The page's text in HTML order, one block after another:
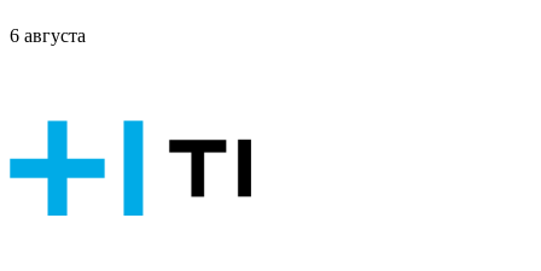
6 августа